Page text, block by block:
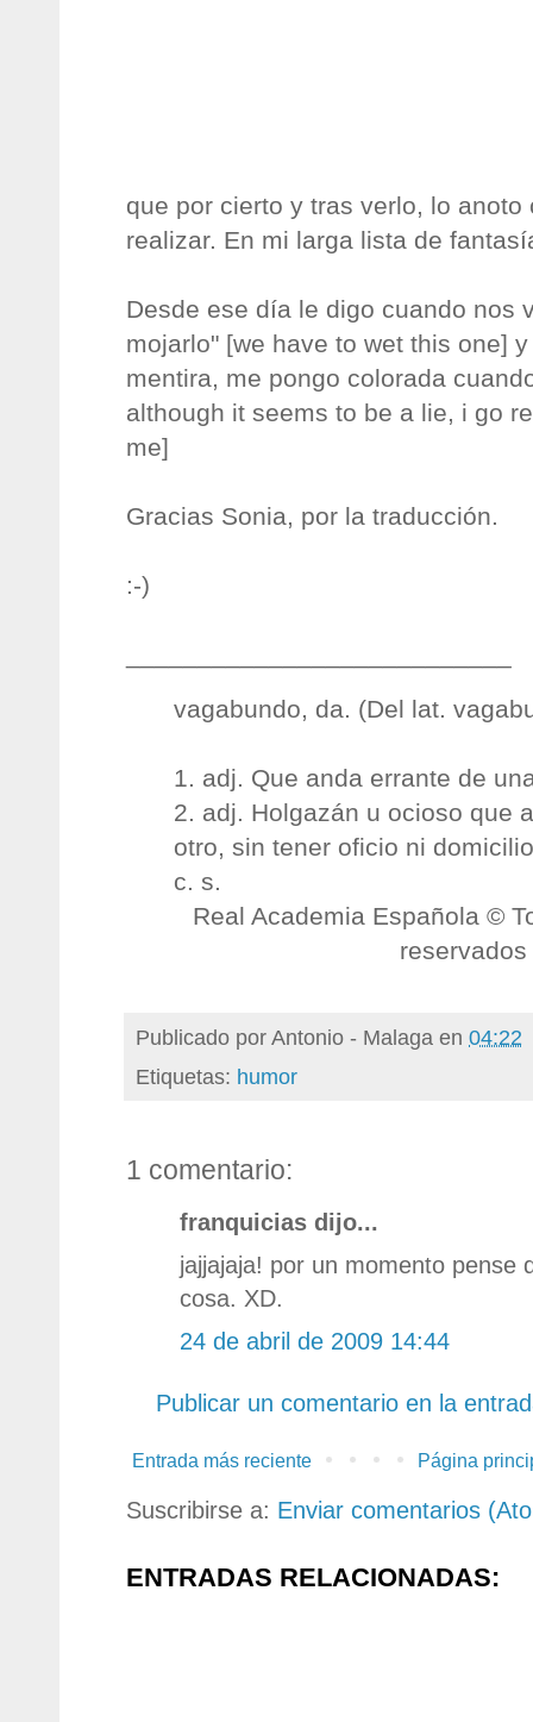
que por cierto y tras verlo, lo anoto
realizar. En mi larga lista de
Desde ese día le digo cuando nos
mojarlo" [we have to wet this one]
mentira, me pongo colorada
although it seems to be a lie, i go
me]
Gracias Sonia, por la traducción.
:-)
vagabundo, da. (Del lat.
1. adj. Que anda errante de
2. adj. Holgazán u ocioso que
otro, sin tener oficio ni
c. s.
Real Academia Española ©
reservados
Publicado porAntonio - Malaga en 04:22
Etiquetas: humor
1 comentario:
franquicias dijo...
jajjajaja! por un momento pense
cosa. XD.
24 de abril de 2009 14:44
Publicar un comentario en la
Entrada más reciente Página
Suscribirse a: Enviar comentarios
ENTRADAS RELACIONADAS: